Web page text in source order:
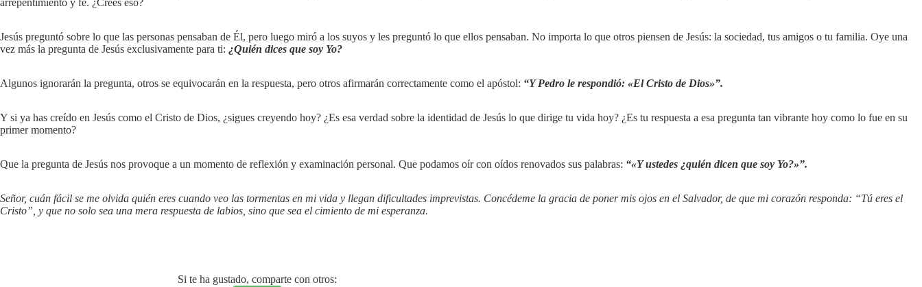
arrepentimiento y fe. ¿Crees eso?
Jesús preguntó sobre lo que las personas pensaban de Él, pero luego miró a los suyos y les preguntó lo que ellos pensaban. No importa lo que otros piensen de Jesús: la sociedad, tus amigos o tu familia. Oye una
vez más la pregunta de Jesús exclusivamente para ti: ¿Quién dices que soy Yo?
Algunos ignorarán la pregunta, otros se equivocarán en la respuesta, pero otros afirmarán correctamente como el apóstol: “Y Pedro le respondió: «El Cristo de Dios»”.
Y si ya has creído en Jesús como el Cristo de Dios, ¿sigues creyendo hoy? ¿Es esa verdad sobre la identidad de Jesús lo que dirige tu vida hoy? ¿Es tu respuesta a esa pregunta tan vibrante hoy como lo fue en su
primer momento?
Que la pregunta de Jesús nos provoque a un momento de reflexión y examinación personal. Que podamos oír con oídos renovados sus palabras: “«Y ustedes ¿quién dicen que soy Yo?»”.
Señor, cuán fácil se me olvida quién eres cuando veo las tormentas en mi vida y llegan dificultades imprevistas. Concédeme la gracia de poner mis ojos en el Salvador, de que mi corazón responda: “Tú eres el
Cristo”, y que no solo sea una mera respuesta de labios, sino que sea el cimiento de mi esperanza.
Si te ha gustado, comparte con otros: